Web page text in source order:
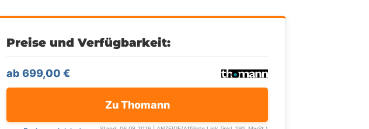
Preise und Verfügbarkeit:
ab 699,00 €
Zu Thomann